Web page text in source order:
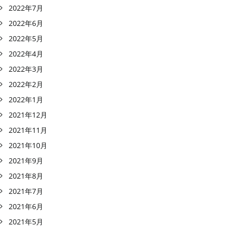
2022年7月
2022年6月
2022年5月
2022年4月
2022年3月
2022年2月
2022年1月
2021年12月
2021年11月
2021年10月
2021年9月
2021年8月
2021年7月
2021年6月
2021年5月